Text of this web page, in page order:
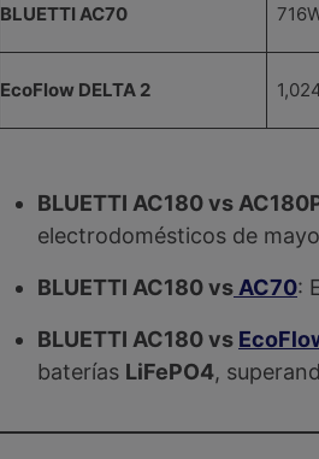
BLUETTI AC70
EcoFlow DELTA 2
BLUETTI AC180 vs
electrodomésticos de
BLUETTI AC180 vs AC70:
BLUETTI AC180 vs
baterías LiFePO4,